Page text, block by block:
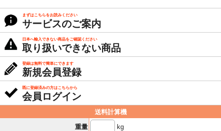
まずはこちらをお読みください
サービスのご案内
日本へ輸入できない商品をご確認ください
取り扱いできない商品
登録は無料で簡単にできます
新規会員登録
既に登録済みの方はこちらから
会員ログイン
送料計算機
重量
kg